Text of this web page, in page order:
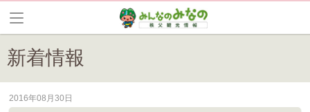
新着情報
皆野町のイベントやお祭り、花情報等の最新情報や観光協会会員情報
2016年08月30日